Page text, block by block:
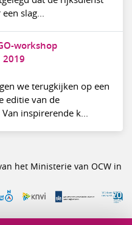
slag...
workshop
2019
we terugkijken op een
editie van de
inspirerende k...
het Ministerie van OCW in